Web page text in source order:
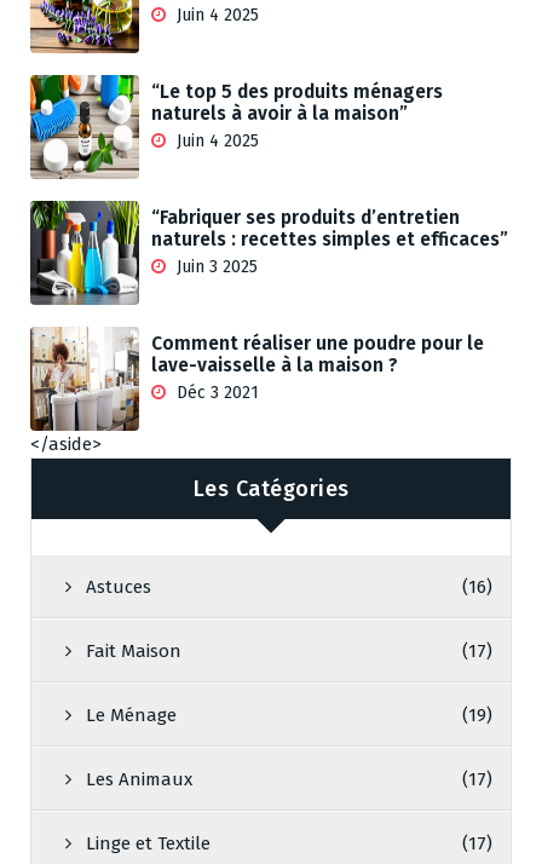
Juin 4 2025
“Le top 5 des produits ménagers
naturels à avoir à la maison”
Juin 4 2025
“Fabriquer ses produits d’entretien
naturels : recettes simples et efficaces”
Juin 3 2025
Comment réaliser une poudre pour le
lave-vaisselle à la maison ?
Déc 3 2021
</aside>
Les Catégories
Astuces (16)
Fait Maison (17)
Le Ménage (19)
Les Animaux (17)
Linge et Textile (17)